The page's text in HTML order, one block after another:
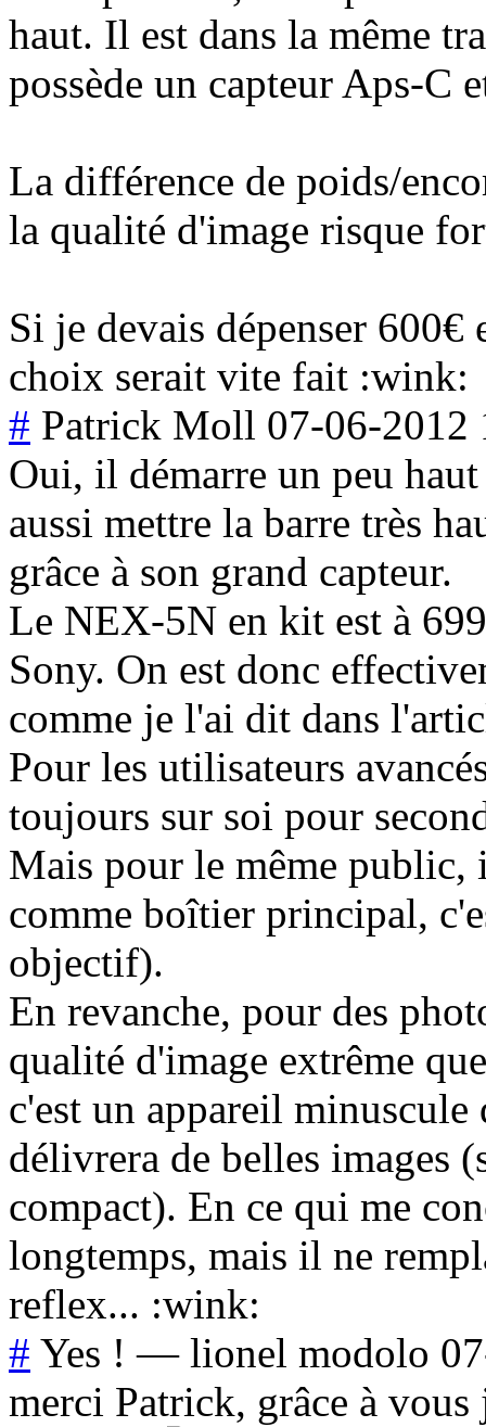
haut. Il est dans la même
possède un capteur Aps-C
La différence de poids/
la qualité d'image risque
Si je devais dépenser
choix serait vite fait :wink:
# Patrick Moll 07-06-2012
Oui, il démarre un peu
aussi mettre la barre très
grâce à son grand capteur.
Le NEX-5N en kit est à
Sony. On est donc
comme je l'ai dit dans
Pour les utilisateurs
toujours sur soi pour
Mais pour le même public,
comme boîtier principal,
objectif).
En revanche, pour des
qualité d'image extrême
c'est un appareil
délivrera de belles images
compact). En ce qui me
longtemps, mais il ne
reflex... :wink:
# Yes ! — lionel modolo
merci Patrick, grâce à